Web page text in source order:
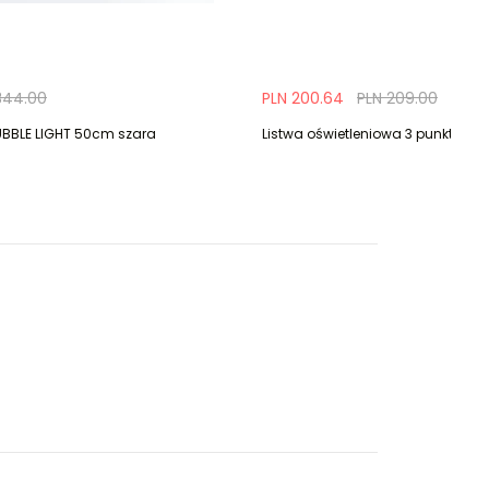
LIGHT 50cm szara
PLN 209.00
PLN 200.64
Listwa oświetleniowa 3 punktowa